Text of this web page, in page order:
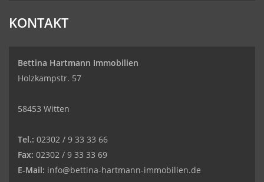
KONTAKT
Bettina Hartmann Immobilien
Holzkampstr. 57
58453 Witten
Tel.: 02302 / 9 33 33 66
Fax: 02302 / 9 33 33 69
E-Mail: info@bettina-hartmann-immobilien.de